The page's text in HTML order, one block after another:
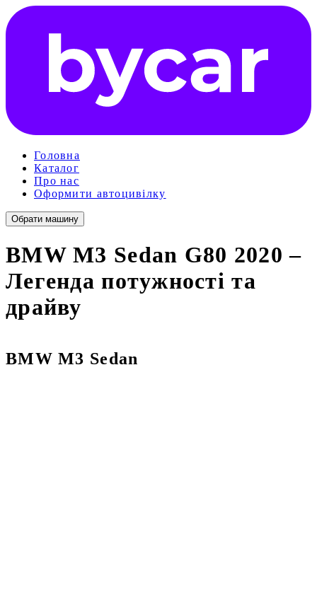
Головна
Каталог
Про нас
Оформити автоцивілку
Обрати машину
BMW M3 Sedan G80 2020 –
Легенда потужності та
драйву
BMW M3 Sedan